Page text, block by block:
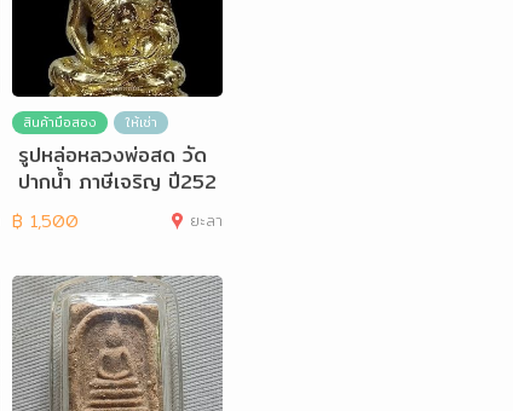
สินค้ามือสอง ให้เช่า
รูปหล่อหลวงพ่อสด วัด
ปากน้ำ ภาษีเจริญ ปี252
6
฿ 1,500 ยะลา